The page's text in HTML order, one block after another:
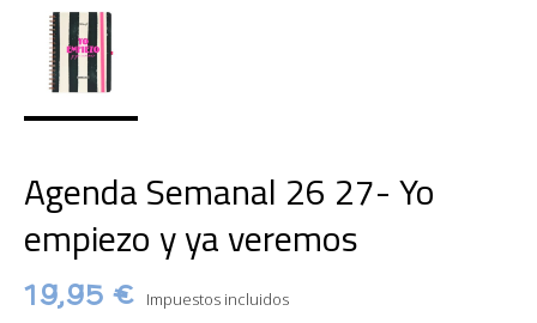
Agenda Semanal 26 27- Yo
empiezo y ya veremos
19,95 € Impuestos incluidos